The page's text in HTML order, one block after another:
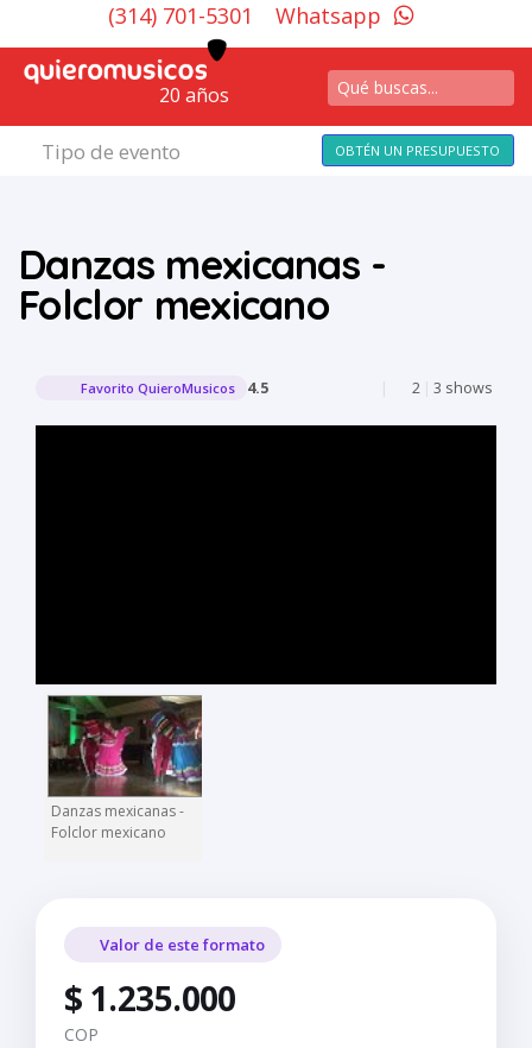
(314) 701-5301 Whatsapp
20 años
Tipo de evento OBTÉN UN PRESUPUESTO
Danzas mexicanas -
Folclor mexicano
Favorito QuieroMusicos 4.5 | 2 | 3 shows
Danzas mexicanas -
Folclor mexicano
Valor de este formato
$ 1.235.000
COP